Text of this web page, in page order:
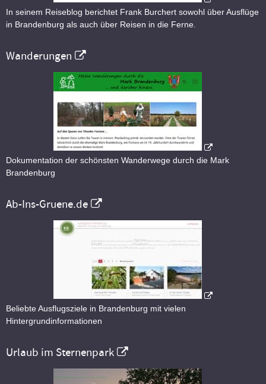
In seinem Reiseblog berichtet Frank Burchert sowohl über Ausflüge
in Brandenburg als auch über Reisen in die Ferne.
Wanderungen
Dokumentation der schönsten Wanderwege durch die Mark
Brandenburg
Ab-Ins-Gruene.de
Beliebte Ausflugsziele in Brandenburg mit vielen
Hintergrundinformationen
Urlaub im Sternenpark